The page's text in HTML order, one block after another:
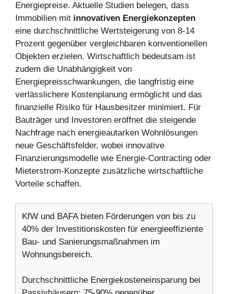
Energiepreise. Aktuelle Studien belegen, dass
Immobilien mit innovativen Energiekonzepten
eine durchschnittliche Wertsteigerung von 8-14
Prozent gegenüber vergleichbaren konventionellen
Objekten erzielen. Wirtschaftlich bedeutsam ist
zudem die Unabhängigkeit von
Energiepreisschwankungen, die langfristig eine
verlässlichere Kostenplanung ermöglicht und das
finanzielle Risiko für Hausbesitzer minimiert. Für
Bauträger und Investoren eröffnet die steigende
Nachfrage nach energieautarken Wohnlösungen
neue Geschäftsfelder, wobei innovative
Finanzierungsmodelle wie Energie-Contracting oder
Mieterstrom-Konzepte zusätzliche wirtschaftliche
Vorteile schaffen.
KfW und BAFA bieten Förderungen von bis zu
40% der Investitionskosten für energieeffiziente
Bau- und Sanierungsmaßnahmen im
Wohnungsbereich.
Durchschnittliche Energiekosteneinsparung bei